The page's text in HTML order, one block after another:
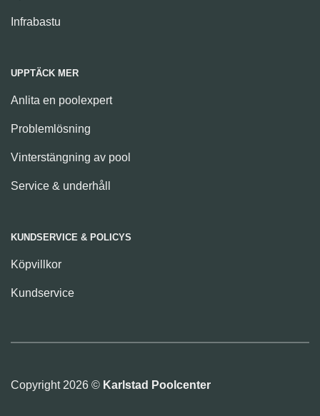
Infrabastu
UPPTÄCK MER
Anlita en poolexpert
Problemlösning
Vinterstängning av pool
Service & underhåll
KUNDSERVICE & POLICYS
Köpvillkor
Kundservice
Copyright 2026 © Karlstad Poolcenter